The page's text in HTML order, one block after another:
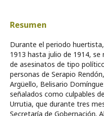
Resumen
Durante el periodo
1913 hasta julio de 1914,
de asesinatos de tipo
personas de Serapio
Argüello, Belisario
señalados como culpables
Urrutia, que durante tres
Secretaría de Gobernación.